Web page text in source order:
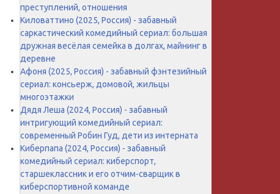
преступлений, отношения
Киловаттино (2025, Россия) - забавный
саркастический комедийный сериал: большая
дружная весёлая семейка в долгах, майнинг в
деревне
Афоня (2025, Россия) - забавный фэнтезийный
сериал: консьерж, домовой, жильцы
многоэтажки
Дядя Леша (2024, Россия) - забавный
интригующий комедийный сериал:
современный Робин Гуд, дети из интерната
Киберпапа (2024, Россия) - забавный
комедийный сериал: киберспорт,
старшеклассник и его отчим-сварщик в
киберспортивной команде